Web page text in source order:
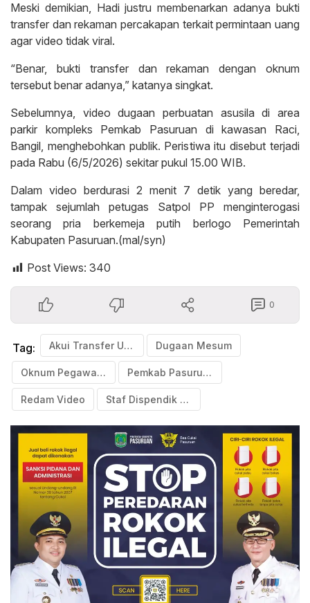
Meski demikian, Hadi justru membenarkan adanya bukti
transfer dan rekaman percakapan terkait permintaan uang
agar video tidak viral.
“Benar, bukti transfer dan rekaman dengan oknum
tersebut benar adanya,” katanya singkat.
Sebelumnya, video dugaan perbuatan asusila di area
parkir kompleks Pemkab Pasuruan di kawasan Raci,
Bangil, menghebohkan publik. Peristiwa itu disebut terjadi
pada Rabu (6/5/2026) sekitar pukul 15.00 WIB.
Dalam video berdurasi 2 menit 7 detik yang beredar,
tampak sejumlah petugas Satpol PP menginterogasi
seorang pria berkemeja putih berlogo Pemerintah
Kabupaten Pasuruan.(mal/syn)
Post Views: 340
0
Tag: Akui Transfer Uang Dugaan Mesum
Oknum Pegawai Dispendik Pasuruan Pemkab Pasuruan
Redam Video Staf Dispendik Pasuruan